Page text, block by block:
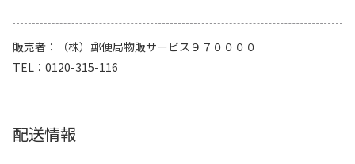
販売者
（株）郵便局物販サービス９７００００
TEL
0120-315-116
配送情報